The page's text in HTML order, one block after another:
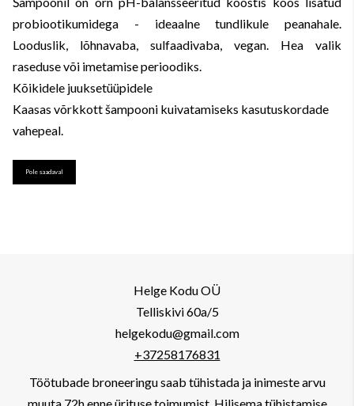
probiootikumidega - ideaalne tundlikule peanahale.
Looduslik, lõhnavaba, sulfaadivaba, vegan. Hea valik
raseduse või imetamise perioodiks.
Kõikidele juuksetüüpidele
Kaasas võrkkott šampooni kuivatamiseks kasutuskordade
vahepeal.
Pole saadaval
Helge Kodu OÜ
Telliskivi 60a/5
helgekodu@gmail.com
+37258176831
Töötubade broneeringu saab tühistada ja inimeste arvu